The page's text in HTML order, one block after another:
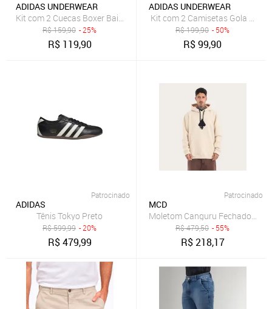
ADIDAS UNDERWEAR
Kit com 2 Cuecas Boxer Baixa adidas Underwear Multicolorido
R$159,90 - 25%
R$ 119,90
ADIDAS UNDERWEAR
Kit com 2 Camisetas Gola
R$199,90 - 50%
R$99,90
Patrocinado
ADIDAS
Tênis Tokyo Preto
R$599,99 - 20%
R$479,99
Patrocinado
MCD
Moletom Canguru Fechado Logo
R$479,50 - 55%
R$218,17